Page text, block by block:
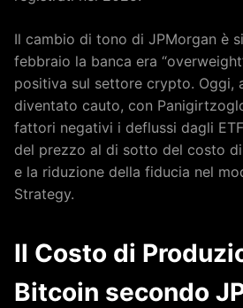
Il cambio di tono di JPMorgan è
febbraio la banca era
positiva sul settore crypto. Oggi,
diventato cauto, con
fattori negativi i deflussi dagli
del prezzo al di sotto del costo
e la riduzione della fiducia nel
Strategy.
Il Costo di
Bitcoin secondo